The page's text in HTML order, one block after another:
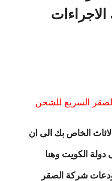
السريع للشحن
الخاص بك الى ان
الكويت وهنا
شركة الصقر